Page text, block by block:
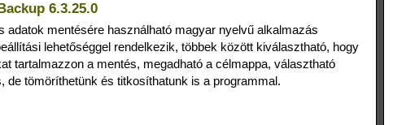
6.3.25.0
adatok mentésére használható magyar nyelvű alkalmazás
lehetőséggel rendelkezik, többek között kiválasztható, hogy
tartalmazzon a mentés, megadható a célmappa, választható
de tömöríthetünk és titkosíthatunk is a programmal.